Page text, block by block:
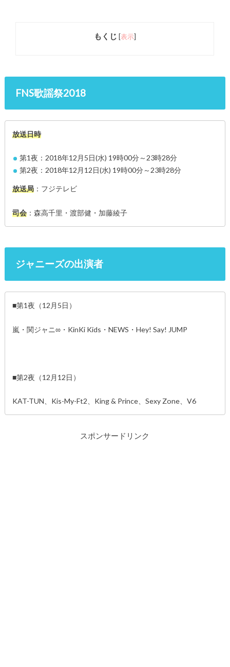
もくじ [表示]
FNS歌謡祭2018
放送日時
第1夜：2018年12月5日(水) 19時00分～23時28分
第2夜：2018年12月12日(水) 19時00分～23時28分
放送局 ：フジテレビ
司会 ：森高千里・渡部健・加藤綾子
ジャニーズの出演者
■第1夜（12月5日）
嵐・関ジャニ∞・KinKi Kids・NEWS・Hey! Say! JUMP
■第2夜（12月12日）
KAT-TUN、Kis-My-Ft2、King & Prince、Sexy Zone、V6
スポンサードリンク